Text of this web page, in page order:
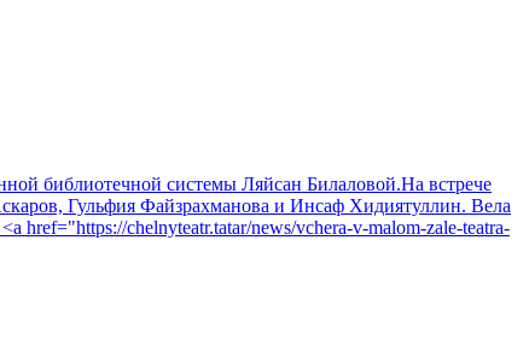
библиотечной системы Ляйсан Билаловой.На встрече
Гульфия Файзрахманова и Инсаф Хидиятуллин. Вела
chelnyteatr.tatar/news/vchera-v-malom-zale-teatra-